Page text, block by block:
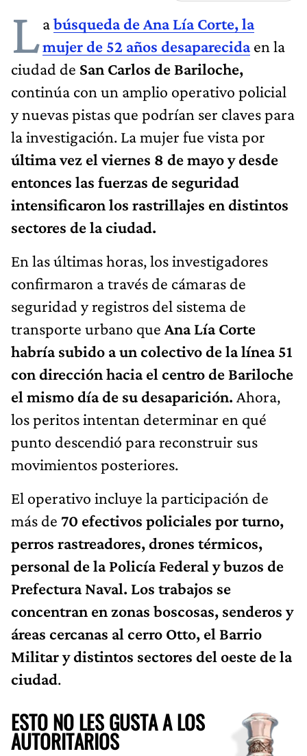
Labúsqueda de Ana Lía Corte, la
mujer de 52 años desaparecida en la
ciudad de San Carlos de Bariloche,
continúa con un amplio operativo policial
y nuevas pistas que podrían ser claves para
la investigación. La mujer fue vista por
última vez el viernes 8 de mayo y desde
entonces las fuerzas de seguridad
intensificaron los rastrillajes en distintos
sectores de la ciudad.
En las últimas horas, los investigadores
confirmaron a través de cámaras de
seguridad y registros del sistema de
transporte urbano que Ana Lía Corte
habría subido a un colectivo de la línea 51
con dirección hacia el centro de Bariloche
el mismo día de su desaparición. Ahora,
los peritos intentan determinar en qué
punto descendió para reconstruir sus
movimientos posteriores.
El operativo incluye la participación de
más de 70 efectivos policiales por turno,
perros rastreadores, drones térmicos,
personal de la Policía Federal y buzos de
Prefectura Naval. Los trabajos se
concentran en zonas boscosas, senderos y
áreas cercanas al cerro Otto, el Barrio
Militar y distintos sectores del oeste de la
ciudad.
ESTO NO LES GUSTA A LOS
AUTORITARIOS